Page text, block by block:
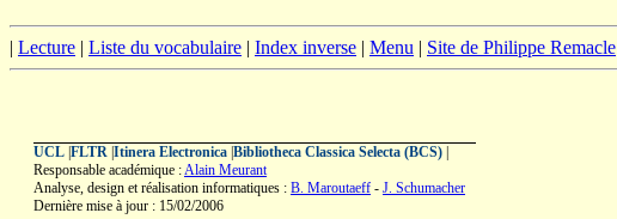
| Lecture | Liste du vocabulaire | Index inverse | Menu | Site de Philippe Remacle
UCL FLTR Itinera Electronica Bibliotheca Classica Selecta (BCS)
Responsable académique :Alain Meurant
Analyse, design et réalisation informatiques : B. Maroutaeff - J. Schumacher
Dernière mise à jour : 15/02/2006